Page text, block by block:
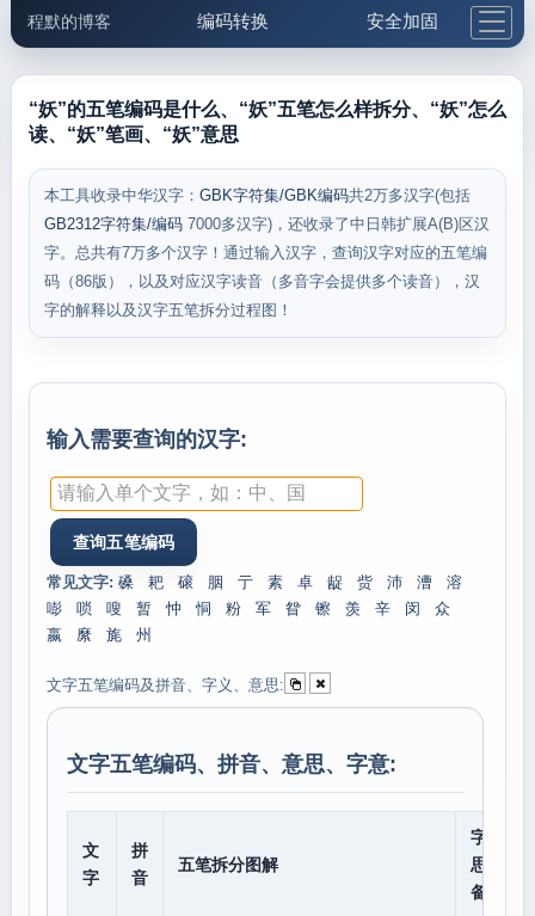
程默的博客 编码转换 安全加固
邮件工具 生活便民 更多工具
5.1支付宝大红包
“妖”的五笔编码是什么、“妖”五笔怎么样拆分、“妖”怎么
读、“妖”笔画、“妖”意思
本工具收录中华汉字： GBK字符集/GBK编码共2万多汉字(包括
GB2312字符集/编码 7000多汉字)，还收录了中日韩扩展A(B)区汉
字。总共有7万多个汉字！通过输入汉字，查询汉字对应的五笔编
码（86版），以及对应汉字读音（多音字会提供多个读音），汉
字的解释以及汉字五笔拆分过程图！
输入需要查询的汉字:
常见文字: 磉 耙 磙 胭 亍 素 卓 龊 赀 沛 漕
溶
嘭
唢 嗖 暂 忡 恫 粉 军 眢 镲 羡 辛 闵
众
嬴
縻 旄 州
文字五笔编码及拼音、字义、意思:
文字五笔编码、拼音、意思、字意:
文
字
拼
音
五笔拆分图解
字意
思、
备注